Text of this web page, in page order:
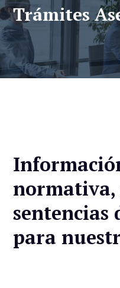
Trámites
normativa,
sentencias
para